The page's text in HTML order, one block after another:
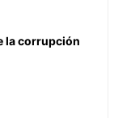
la corrupción